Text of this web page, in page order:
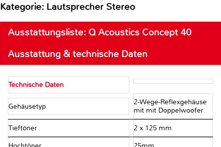
Kategorie: Lautsprecher Stereo
Ausstattungsliste: Q Acoustics Concept 40
Ausstattung & technische Daten
Technische Daten
Gehäusetyp
2-Wege-Reflexgehäuse
mit mit Doppelwoofer
Tieftöner 2 x 125 mm